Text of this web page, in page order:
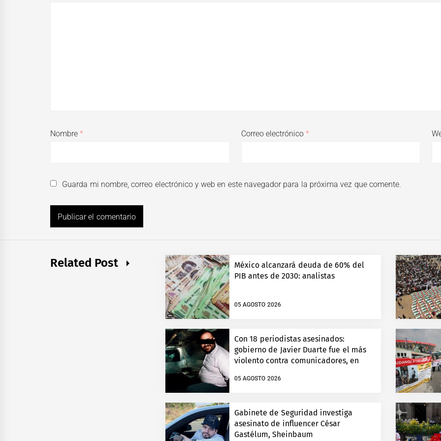
Nombre* Correo electrónico*
Guarda mi nombre, correo electrónico y web en este navegador para la próxima vez que comente.
Related Post
México alcanzará deuda de 60% del
PIB antes de 2030: analistas
05 AGOSTO 2026
Con 18 periodistas asesinados:
gobierno de Javier Duarte fue el más
violento contra comunicadores, en
05 AGOSTO 2026
Gabinete de Seguridad investiga
asesinato de influencer César
Gastélum, Sheinbaum